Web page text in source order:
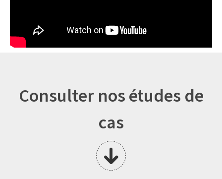
Consulter nos études de
cas